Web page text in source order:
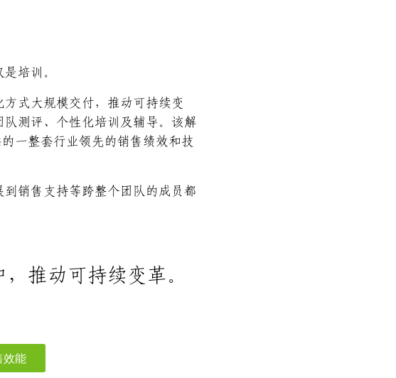
培训。
式大规模交付，推动可持续变
测评、个性化培训及辅导。该解
一整套行业领先的销售绩效和技
销售支持等跨整个团队的成员都
推动可持续变革。
效能